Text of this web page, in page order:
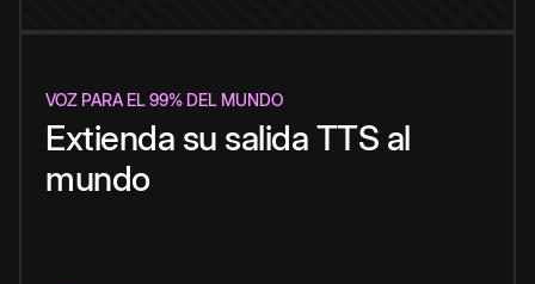
VOZ PARA EL 99% DEL MUNDO
Extienda su salida TTS al
mundo